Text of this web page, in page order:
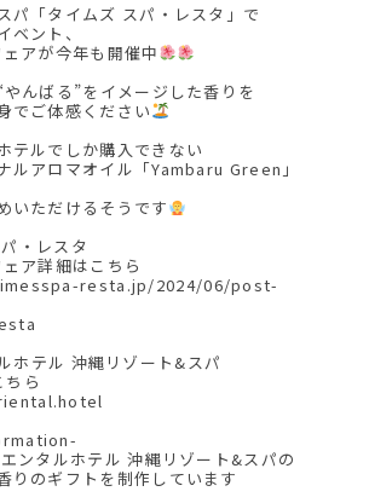
パ「タイムズ スパ・レスタ」で
ベント、
アが今年も開催中
んばる”をイメージした香りを
でご体感ください
テルでしか購入できない
ルアロマオイル「Yambaru Green」
いただけるそうです
・レスタ
ア詳細はこちら
resta.jp/2024/06/post-
ホテル 沖縄リゾート&スパ
ら
ンタルホテル 沖縄リゾート&スパの
りのギフトを制作しています